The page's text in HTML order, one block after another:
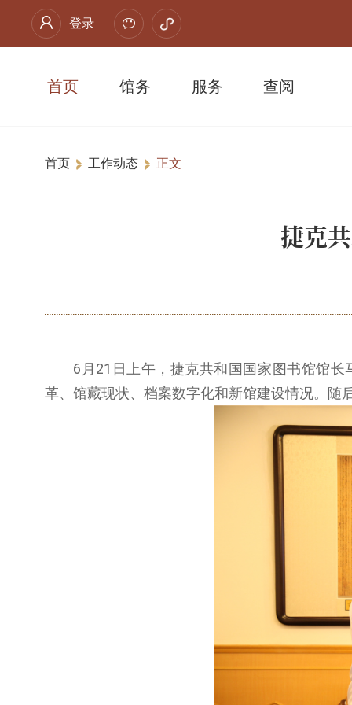
登录
首页 馆务 服务 查阅
首页 工作动态 正文
捷克
6月21日上午，捷克共和国国家图书馆馆
革、馆藏现状、档案数字化和新馆建设情况。随